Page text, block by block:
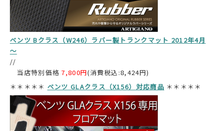
ベンツ Bクラス（W246）ラバー製トランクマット 2012年4月
～
//
当店特別価格7,800円(消費税込:8,424円)
＊＊＊＊＊ ベンツ GLAクラス（X156）対応商品 ＊＊＊＊＊